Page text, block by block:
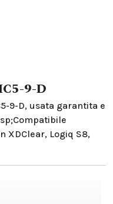
9-D
9-D, usata garantita e
XDClear, Logiq S8,